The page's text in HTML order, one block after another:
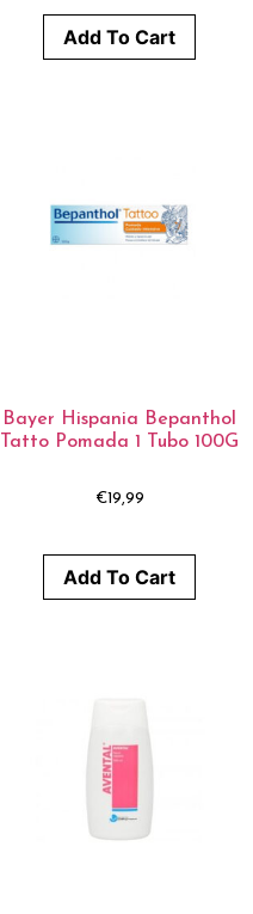
Add To Cart
Bayer Hispania Bepanthol
Tatto Pomada 1 Tubo 100G
€19,99
Add To Cart